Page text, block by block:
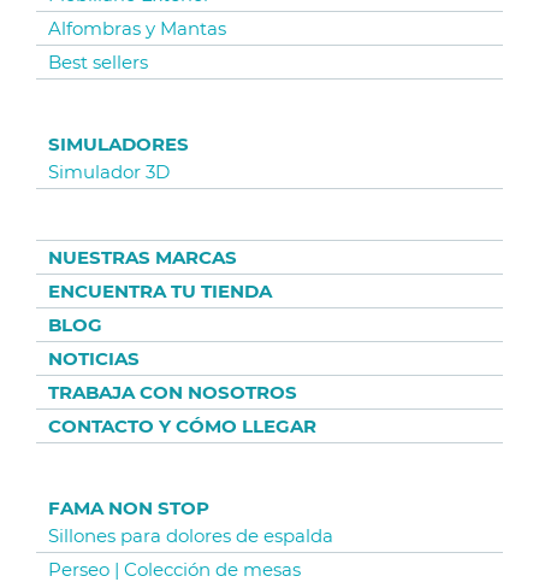
Alfombras y Mantas
Best sellers
SIMULADORES
Simulador 3D
NUESTRAS MARCAS
ENCUENTRA TU TIENDA
BLOG
NOTICIAS
TRABAJA CON NOSOTROS
CONTACTO Y CÓMO LLEGAR
FAMA NON STOP
Sillones para dolores de espalda
Perseo | Colección de mesas